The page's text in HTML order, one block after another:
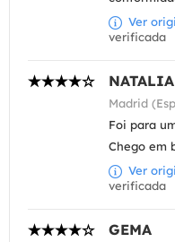
Ver
verificada
NATALIA
Madrid
Foi para
Chego em
Ver
verificada
GEMA